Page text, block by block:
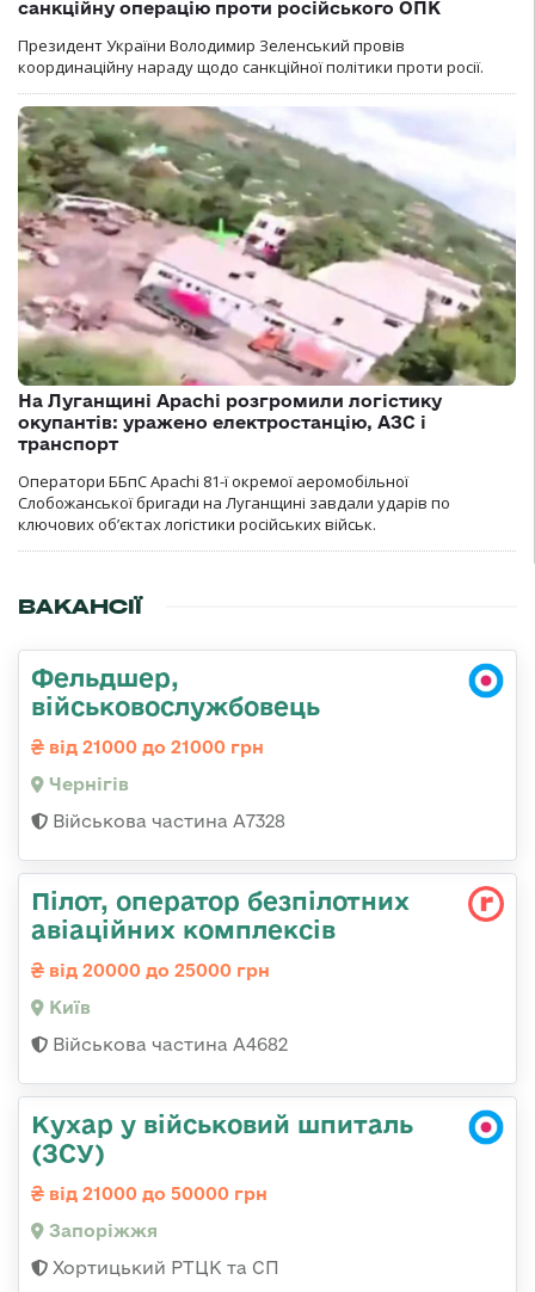
санкційну операцію проти російського ОПК
Президент України Володимир Зеленський провів
координаційну нараду щодо санкційної політики проти росії.
На Луганщині Apachi розгромили логістику
окупантів: уражено електростанцію, АЗС і
транспорт
Оператори ББпС Apachi 81-ї окремої аеромобільної
Слобожанської бригади на Луганщині завдали ударів по
ключових об’єктах логістики російських військ.
ВАКАНСІЇ
Фельдшер,
військовослужбовець
від 21000 до 21000 грн
Чернігів
Військова частина А7328
Пілот, оператор безпілотних
авіаційних комплексів
від 20000 до 25000 грн
Київ
Військова частина А4682
Кухар у військовий шпиталь
(ЗСУ)
від 21000 до 50000 грн
Запоріжжя
Хортицький РТЦК та СП